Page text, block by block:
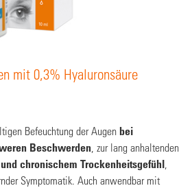
mit 0,3% Hyaluronsäure
Befeuchtung der Augen bei
Beschwerden , zur lang anhaltenden
chronischem Trockenheitsgefühl
Symptomatik. Auch anwendbar mit